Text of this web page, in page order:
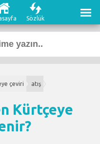
Sözlük
çeviri atış
Kürtçeye